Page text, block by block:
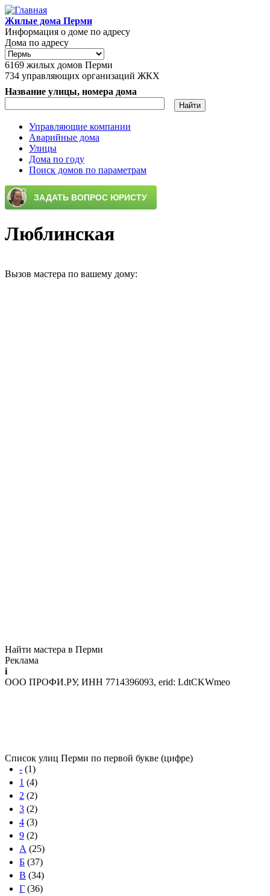
Перейти к основному содержанию
Жилые дома Перми
Информация о доме по адресу
Дома по адресу
6169 жилых домов Перми
734 управляющих организаций ЖКХ
Название улицы, номера дома
Главное меню
Управляющие компании
Аварийные дома
Улицы
Дома по году
Поиск домов по параметрам
Люблинская
Вызов мастера по вашему дому:
Найти мастера в Перми
Реклама
i
ООО ПРОФИ.РУ, ИНН 7714396093, erid: LdtCKWmeo
Список улиц Перми по первой букве (цифре)
- (1)
1 (4)
2 (2)
3 (2)
4 (3)
9 (2)
А (25)
Б (37)
В (34)
Г (36)